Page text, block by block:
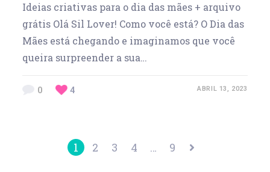
Ideias criativas para o dia das mães + arquivo
grátis Olá Sil Lover! Como você está? O Dia das
Mães está chegando e imaginamos que você
queira surpreender a sua…
0 4 ABRIL 13, 2023
1 2 3 4 … 9